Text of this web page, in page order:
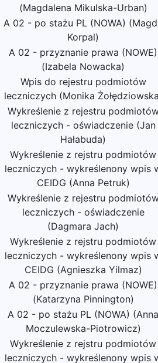
(Magdalena Mikulska-Urban)
A 02 - po stażu PL (NOWA)
Korpal)
A 02 - przyznanie prawa (NOWE)
(Izabela Nowacka)
Wpis do rejestru podmiotów
leczniczych (Monika
Wykreślenie z rejestru
leczniczych - oświadczenie (Jan
Hałabuda)
Wykreślenie z rejstru podmiotów
leczniczych - wykreślenony wpis
CEIDG (Anna Petruk)
Wykreślenie z rejestru
leczniczych - oświadczenie
(Dagmara Jach)
Wykreślenie z rejstru podmiotów
leczniczych - wykreślenony wpis
CEIDG (Agnieszka Yilmaz)
A 02 - przyznanie prawa (NOWE)
(Katarzyna Pinnington)
A 02 - po stażu PL (NOWA) (Anna
Moczulewska-Piotrowicz)
Wykreślenie z rejstru podmiotów
leczniczych - wykreślenony wpis